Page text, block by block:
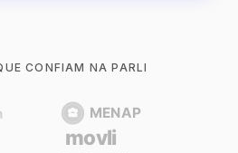
CONFIAM NA PARLI